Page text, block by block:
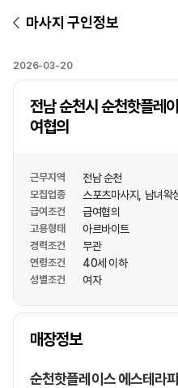
마사지 구인정보
2026-03-20
전남 순천시 순천핫플레
여협의
근무지역 전남 순천
모집업종 스포츠마사지 남녀왁
급여조건 급여협의
고용형태 아르바이트
경력조건 무관
연령조건 40세 이하
성별조건 여자
매장정보
상호명
순천핫플레이스 에스테라피